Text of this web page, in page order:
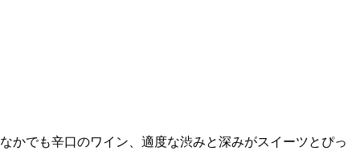
かでも辛口のワイン、適度な渋みと深みがスイーツとぴっ